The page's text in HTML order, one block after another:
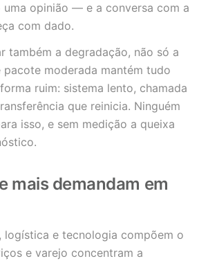
uma opinião — e a conversa com a
com dado.
também a degradação, não só a
pacote moderada mantém tudo
ruim: sistema lento, chamada
que reinicia. Ninguém
isso, e sem medição a queixa
mais demandam em
logística e tecnologia compõem o
e varejo concentram a